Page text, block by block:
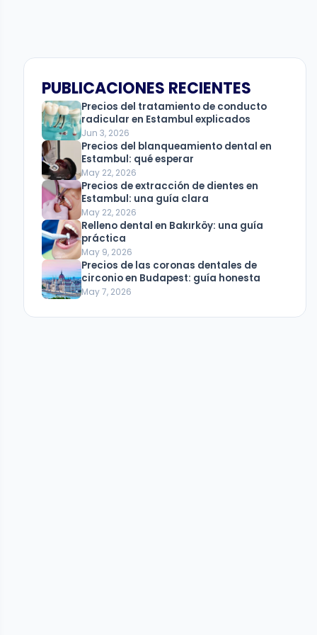
PUBLICACIONES RECIENTES
Precios del tratamiento de conducto
radicular en Estambul explicados
Jun 3, 2026
Precios del blanqueamiento dental en
Estambul: qué esperar
May 22, 2026
Precios de extracción de dientes en
Estambul: una guía clara
May 22, 2026
Relleno dental en Bakırköy: una guía
práctica
May 9, 2026
Precios de las coronas dentales de
circonio en Budapest: guía honesta
May 7, 2026